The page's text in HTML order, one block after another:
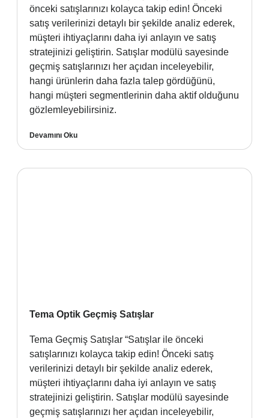
önceki satışlarınızı kolayca takip edin! Önceki
satış verilerinizi detaylı bir şekilde analiz ederek,
müşteri ihtiyaçlarını daha iyi anlayın ve satış
stratejinizi geliştirin. Satışlar modülü sayesinde
geçmiş satışlarınızı her açıdan inceleyebilir,
hangi ürünlerin daha fazla talep gördüğünü,
hangi müşteri segmentlerinin daha aktif olduğunu
gözlemleyebilirsiniz.
Devamını Oku
Tema Optik Geçmiş Satışlar
Tema Geçmiş Satışlar “Satışlar ile önceki
satışlarınızı kolayca takip edin! Önceki satış
verilerinizi detaylı bir şekilde analiz ederek,
müşteri ihtiyaçlarını daha iyi anlayın ve satış
stratejinizi geliştirin. Satışlar modülü sayesinde
geçmiş satışlarınızı her açıdan inceleyebilir,